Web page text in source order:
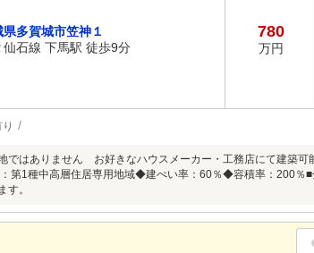
県多賀城市笠神１
仙石線 下馬駅 徒歩9分
780
万円
ではありません お好きなハウスメーカー・工務店にて建築
第1種中高層住居専用地域◆建ぺい率：60％◆容積率：200％■
す。